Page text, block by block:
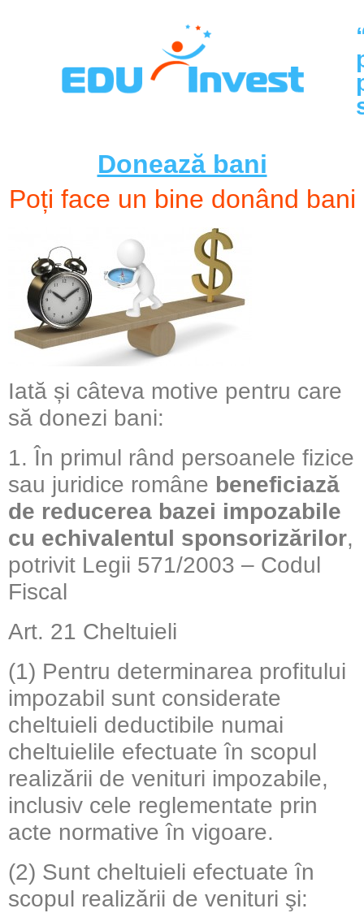
Donează bani
Poți face un bine donând bani
Iată și câteva motive pentru care
să donezi bani:
1. În primul rând persoanele fizice
sau juridice române beneficiază
de reducerea bazei impozabile
cu echivalentul sponsorizărilor,
potrivit Legii 571/2003 – Codul
Fiscal
Art. 21 Cheltuieli
(1) Pentru determinarea profitului
impozabil sunt considerate
cheltuieli deductibile numai
cheltuielile efectuate în scopul
realizării de venituri impozabile,
inclusiv cele reglementate prin
acte normative în vigoare.
(2) Sunt cheltuieli efectuate în
scopul realizării de venituri şi: